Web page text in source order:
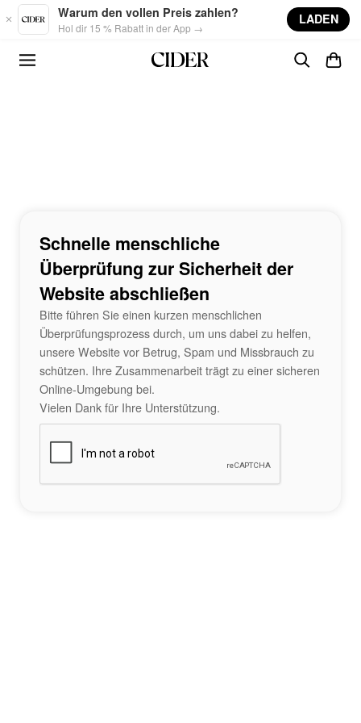
Skip to main content
Warum den vollen Preis zahlen?
Hol dir 15 % Rabatt in der App →
LADEN
Schnelle menschliche
Überprüfung zur Sicherheit der
Website abschließen
Bitte führen Sie einen kurzen menschlichen
Überprüfungsprozess durch, um uns dabei zu helfen,
unsere Website vor Betrug, Spam und Missbrauch zu
schützen. Ihre Zusammenarbeit trägt zu einer sicheren
Online-Umgebung bei.
Vielen Dank für Ihre Unterstützung.